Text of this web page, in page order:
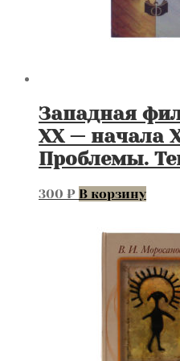
Обьем
Цена
Западная
XX — начала
Проблемы.
300 ₽ В корзину